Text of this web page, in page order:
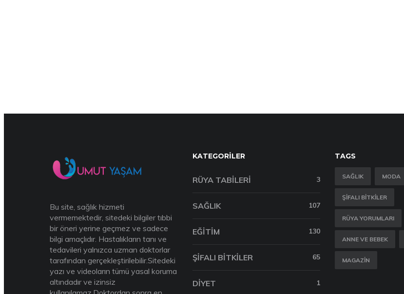
Bu site, sağlık hizmeti
vermemektedir, sitedeki bilgiler tıbbi
bir öneri yerine geçmez ve sadece
bilgi amaçlıdır. Hastalıkların tanı ve
tedavileri yalnızca uzman doktorlar
tarafından gerçekleştirilebilir.Sitedeki
yazı ve videoların tümü yasal koruma
altındadır ve izinsiz
KATEGORILER
RÜYA TABILERI 3
SAĞLIK 107
EĞITIM 130
ŞIFALI BITKILER 65
DIYET 1
TAGS
SAĞLIK MODA
ŞIFALI BITKILER
RÜYA YORUMLARI
ANNE VE BEBEK
MAGAZIN